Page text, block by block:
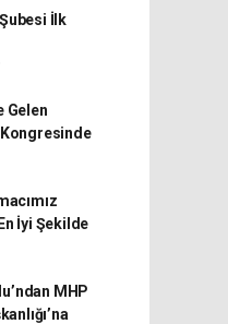
İlk
Gelen
İyi Şekilde
MHP